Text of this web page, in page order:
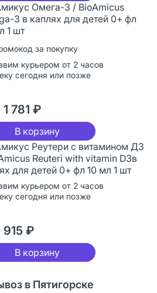
Омега-3 / BioAmicus
3 в каплях для детей 0+ фл
1 шт
за покупку
курьером от 2 часов
сегодня или позже
1 781 ₽
В корзину
Реутери с витамином Д3
Reuteri with vitamin D3в
для детей 0+ фл 10 мл 1 шт
курьером от 2 часов
сегодня или позже
915 ₽
В корзину
в Пятигорске